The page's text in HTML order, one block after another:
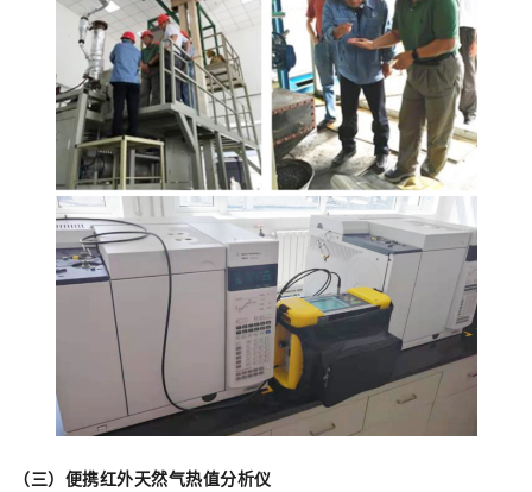
（三）便携红外天然气热值分析仪